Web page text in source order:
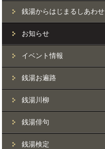
銭湯からはじまるしあわせ
お知らせ
イベント情報
銭湯お遍路
銭湯川柳
銭湯俳句
銭湯検定